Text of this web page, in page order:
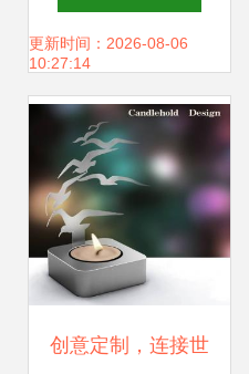
如何赋能品牌网站
设计之美
更新时间：2026-08-06
10:27:14
创意定制，连接世